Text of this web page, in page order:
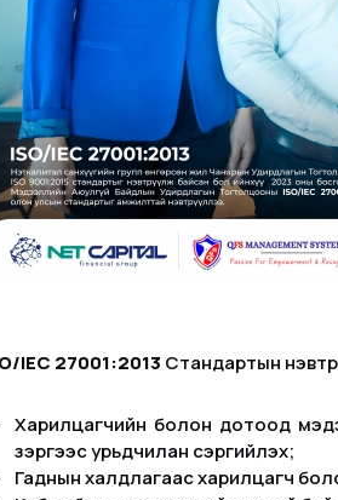
IEC 27001:2013 Стандартын
Харилцагчийн болон дотоод
зэргээс урьдчилан сэргийлэх;
Гаднын халдлагаас харилцагч